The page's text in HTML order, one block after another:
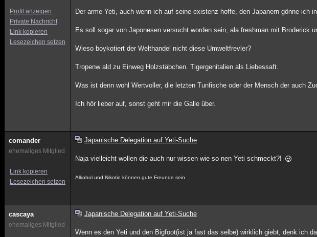
Profil anzeigen
Private Nachricht
Link kopieren
Lesezeichen setzen
Der arme Yeti, auch wenn ich auf seine existenz hoffe, den Japanern gönne ich
Es soll sogar von Japonesen versucht worden sein, ala freshman mit Broderick
Wieso boykotiert der Welthandel nicht diese Umweltfrevler?
Tropenw ald zu Einweg Holzstäbchen. Tigergenitalien als Liebessaft.
Was ist denn wohl Wertvoller, die letzten Tunfische oder der Mensch der auch
Ich hör lieber auf, sonst geht mir die Galle über.
comander
ehemaliges Mitglied
Link kopieren
Lesezeichen setzen
Japanische Delegation auf Yeti-Suche
Naja vielleicht wollen die auch nur wissen wie so nen Yeti schmeckt?!
Alkohol und Nikotin können gute Freunde sein
cascaya
ehemaliges Mitglied
Japanische Delegation auf Yeti-Suche
Wenn es den Yeti und den Bigfoot(ist ja fast das selbe) wirklich giebt, denk ich